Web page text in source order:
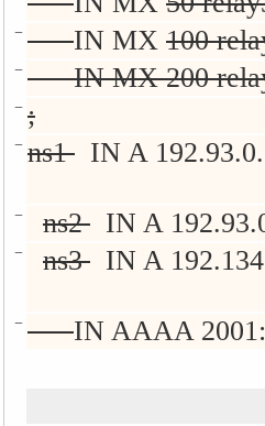
− IN MX 100
− IN MX 200
− ;
− ns1 IN A
− ns2 IN A
− ns3 IN A
− IN AAAA